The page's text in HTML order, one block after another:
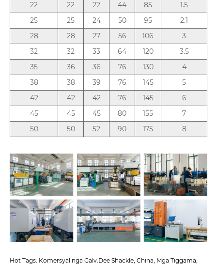
22
22 22 44 85
1.5
25
25 24 50 95
2.1
28
28 27 56 106
3
32
32 33 64 120
3.5
35
36 36 76 130
4
38
38 39 76 145
5
42
42 42 76 145
6
45
45 45 80 155
7
50
50 52 90 175 8
Hot Tags: Komersyal nga Galv.Dee Shackle, China, Mga Tiggama,